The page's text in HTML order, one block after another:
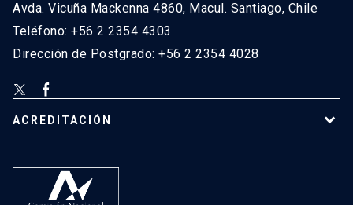
Avda. Vicuña Mackenna 4860, Macul. Santiago, Chile
Teléfono: +56 2 2354 4303
Dirección de Postgrado: +56 2 2354 4028
ACREDITACIÓN